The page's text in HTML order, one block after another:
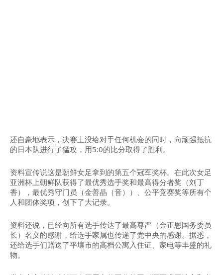
还自豪地表示，决赛上没给对手任何机会的同时，向顽强抵抗
的日本队进行了猛攻，用5:0的比分取得了胜利。
资料宣传说这是朝鲜女足拿到的第五个冠军奖杯。在此次女足
亚洲杯上朝鲜队获得了最优秀选手奖和最高得分者奖（刘丁
香），最优秀守门员（金善晶（音））、公平竞赛奖等所有个
人和团体奖项，创下了大记录。
资料还说，已经向所有选手传达了最高尊严（金正恩国务委员
长）名义的感谢，给选手家属也传递了党中央的感谢。据悉，
还给选手们赠送了平壤市的高档公寓入住证、家电等丰盛的礼
物。